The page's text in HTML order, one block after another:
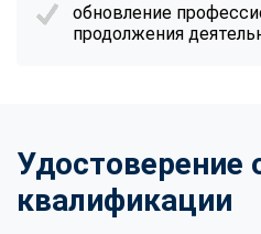
обновление
продолжения
квалификации